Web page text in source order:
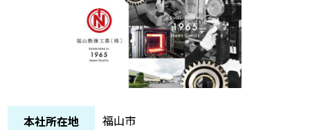
本社所在地
福山市